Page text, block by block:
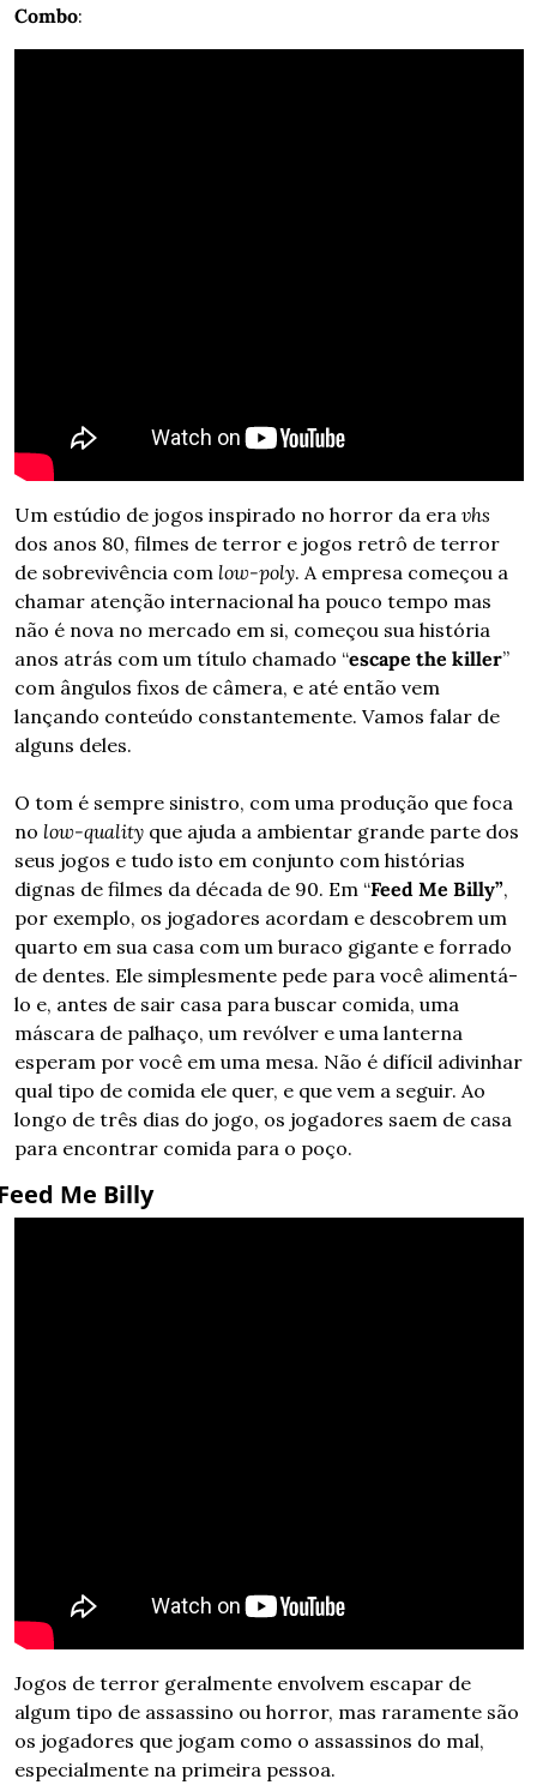
Combo:
Um estúdio de jogos inspirado no horror da era vhs
dos anos 80, filmes de terror e jogos retrô de terror
de sobrevivência com low-poly. A empresa começou a
chamar atenção internacional ha pouco tempo mas
não é nova no mercado em si, começou sua história
anos atrás com um título chamado “escape the killer”
com ângulos fixos de câmera, e até então vem
lançando conteúdo constantemente. Vamos falar de
alguns deles.
O tom é sempre sinistro, com uma produção que foca
no low-quality que ajuda a ambientar grande parte dos
seus jogos e tudo isto em conjunto com histórias
dignas de filmes da década de 90. Em “Feed Me Billy”,
por exemplo, os jogadores acordam e descobrem um
quarto em sua casa com um buraco gigante e forrado
de dentes. Ele simplesmente pede para você alimentá-
lo e, antes de sair casa para buscar comida, uma
máscara de palhaço, um revólver e uma lanterna
esperam por você em uma mesa. Não é difícil adivinhar
qual tipo de comida ele quer, e que vem a seguir. Ao
longo de três dias do jogo, os jogadores saem de casa
para encontrar comida para o poço.
Me Billy
Jogos de terror geralmente envolvem escapar de
algum tipo de assassino ou horror, mas raramente são
os jogadores que jogam como o assassinos do mal,
especialmente na primeira pessoa.